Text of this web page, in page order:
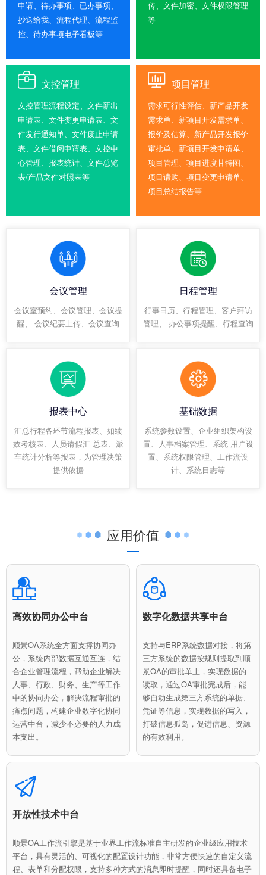
申请、待办事项、已办事项、
抄送给我、流程代理、流程监
控、待办事项电子看板等
传、文件加密、文件权限管理
等
文控管理
文控管理流程设定、文件新出
申请表、文件变更申请表、文
件发行通知单、文件废止申请
表、文件借阅申请表、文控中
心管理、报表统计、文件总览
表/产品文件对照表等
项目管理
需求可行性评估、新产品开发
需求单、新项目开发需求单、
报价及估算、新产品开发报价
审批单、新项目开发申请单、
项目管理、项目进度甘特图、
项目请购、项目变更申请单、
项目总结报告等
会议管理
会议室预约、会议管理、会议提
醒、 会议纪要上传、会议查询
日程管理
行事日历、行程管理、客户拜访
管理、 办公事项提醒、行程查询
报表中心
汇总行程各环节流程报表、如绩
效考核表、人员请假汇 总表、派
车统计分析等报表，为管理决策
提供依据
基础数据
系统参数设置、企业组织架构设
置、人事档案管理、系统 用户设
置、系统权限管理、工作流设
计、系统日志等
应用价值
高效协同办公中台
顺景OA系统全方面支撑协同办
公，系统内部数据互通互连，结
合企业管理流程，帮助企业解决
人事、行政、财务、生产等工作
中的协同办公，解决流程审批的
痛点问题，构建企业数字化协同
运营中台，减少不必要的人力成
本支出。
数字化数据共享中台
支持与ERP系统数据对接，将第
三方系统的数据按规则提取到顺
景OA的审批单上，实现数据的
读取，通过OA审批完成后，能
够自动生成第三方系统的单据、
凭证等信息，实现数据的写入，
打破信息孤岛，促进信息、资源
的有效利用。
开放性技术中台
顺景OA工作流引擎是基于业界工作流标准自主研发的企业级应用技术
平台，具有灵活的、可视化的配置设计功能，非常方便快速的自定义流
程、表单和分配权限，支持多种方式的消息即时提醒，同时还具备电子